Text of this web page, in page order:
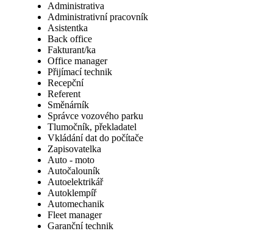
Administrativa
Administrativní pracovník
Asistentka
Back office
Fakturant/ka
Office manager
Přijímací technik
Recepční
Referent
Směnárník
Správce vozového parku
Tlumočník, překladatel
Vkládání dat do počítače
Zapisovatelka
Auto - moto
Autočalouník
Autoelektrikář
Autoklempíř
Automechanik
Fleet manager
Garanční technik